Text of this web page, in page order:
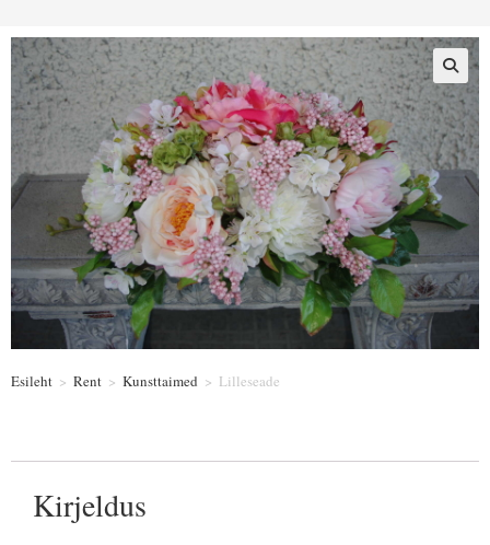
Esileht > Rent > Kunsttaimed > Lilleseade
Kirjeldus